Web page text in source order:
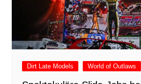
Dirt Late Models World of Outlaws